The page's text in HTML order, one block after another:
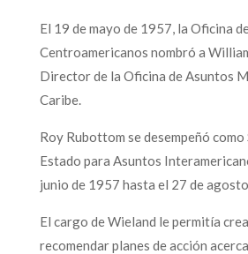
El 19 de mayo de 1957, la Oficina
Centroamericanos nombró a
Director de la Oficina de Asuntos
Caribe.
Roy Rubottom se desempeñó
Estado para Asuntos
junio de 1957 hasta el 27 de
El cargo de Wieland le permitía
recomendar planes de acción